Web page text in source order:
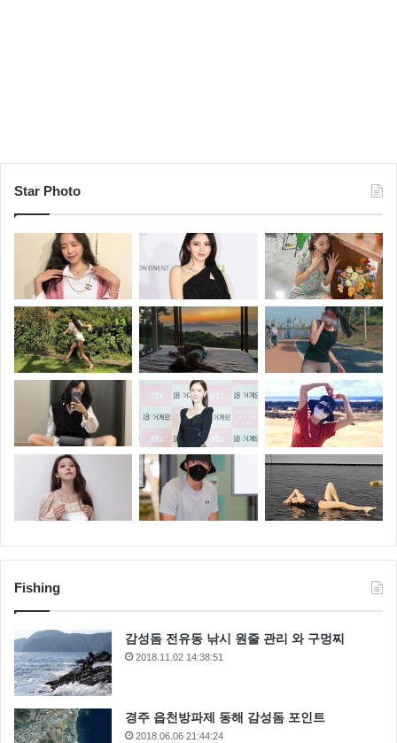
Star Photo
Fishing
감성돔 전유동 낚시 원줄 관리 와 구멍찌
2018.11.02 14:38:51
경주 읍천방파제 동해 감성돔 포인트
2018.06.06 21:44:24